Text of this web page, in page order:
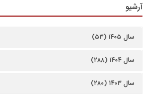
آرشیو
سال ۱۴۰۵ (۵۳)
سال ۱۴۰۴ (۲۸۸)
سال ۱۴۰۳ (۲۸۰)